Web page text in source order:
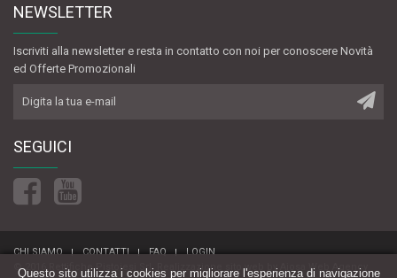
NEWSLETTER
Iscriviti alla newsletter e resta in contatto con noi per conoscere Novità
ed Offerte Promozionali
SEGUICI
CHI SIAMO CONTATTI FAQ
LOGIN
© 2016 Rettifiche Pistoiesi Srl.
Realizzazione sito web by Aiosa Web Agency
Questo sito utilizza i cookies per migliorare l'esperienza di navigazione